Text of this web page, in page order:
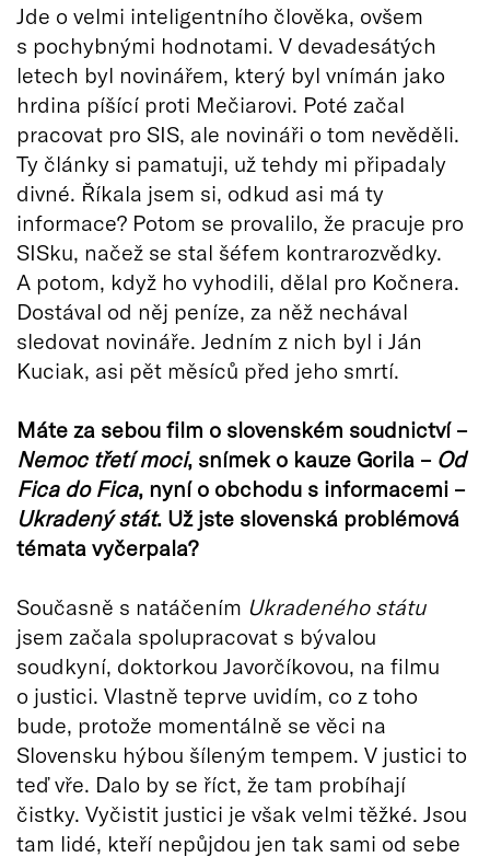
Jde o velmi inteligentního člověka, ovšem
s pochybnými hodnotami. V devadesátých
letech byl novinářem, který byl vnímán jako
hrdina píšící proti Mečiarovi. Poté začal
pracovat pro SIS, ale novináři o tom nevěděli.
Ty články si pamatuji, už tehdy mi připadaly
divné. Říkala jsem si, odkud asi má ty
informace? Potom se provalilo, že pracuje pro
SISku, načež se stal šéfem kontrarozvědky.
A potom, když ho vyhodili, dělal pro Kočnera.
Dostával od něj peníze, za něž nechával
sledovat novináře. Jedním z nich byl i Ján
Kuciak, asi pět měsíců před jeho smrtí.
Máte za sebou film o slovenském soudnictví –
Nemoc třetí moci, snímek o kauze Gorila – Od
Fica do Fica, nyní o obchodu s informacemi –
Ukradený stát. Už jste slovenská problémová
témata vyčerpala?
Současně s natáčením Ukradeného státu
jsem začala spolupracovat s bývalou
soudkyní, doktorkou Javorčíkovou, na filmu
o justici. Vlastně teprve uvidím, co z toho
bude, protože momentálně se věci na
Slovensku hýbou šíleným tempem. V justici to
teď vře. Dalo by se říct, že tam probíhají
čistky. Vyčistit justici je však velmi těžké. Jsou
tam lidé, kteří nepůjdou jen tak sami od sebe